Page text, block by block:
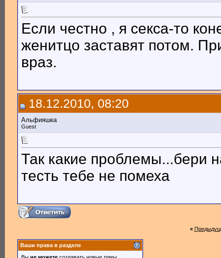
Если честно , я секса-то
женитцо заставят потом.
враз.
18.12.2010, 08:20
Альфияшка
Guest
Так какие проблемы...бери
тесть тебе не помеха
«
Ваши права в разделе